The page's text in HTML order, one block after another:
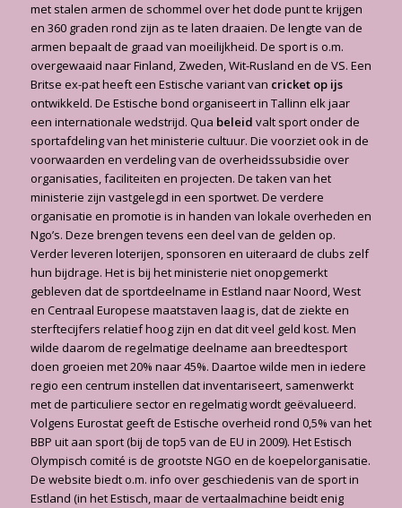
met stalen armen de schommel over het dode punt te krijgen
en 360 graden rond zijn as te laten draaien. De lengte van de
armen bepaalt de graad van moeilijkheid. De sport is o.m.
overgewaaid naar Finland, Zweden, Wit-Rusland en de VS. Een
Britse ex-pat heeft een Estische variant van cricket op ijs
ontwikkeld. De Estische bond organiseert in Tallinn elk jaar
een internationale wedstrijd. Qua beleid valt sport onder de
sportafdeling van het ministerie cultuur. Die voorziet ook in de
voorwaarden en verdeling van de overheidssubsidie over
organisaties, faciliteiten en projecten. De taken van het
ministerie zijn vastgelegd in een sportwet. De verdere
organisatie en promotie is in handen van lokale overheden en
Ngo’s. Deze brengen tevens een deel van de gelden op.
Verder leveren loterijen, sponsoren en uiteraard de clubs zelf
hun bijdrage. Het is bij het ministerie niet onopgemerkt
gebleven dat de sportdeelname in Estland naar Noord, West
en Centraal Europese maatstaven laag is, dat de ziekte en
sterftecijfers relatief hoog zijn en dat dit veel geld kost. Men
wilde daarom de regelmatige deelname aan breedtesport
doen groeien met 20% naar 45%. Daartoe wilde men in iedere
regio een centrum instellen dat inventariseert, samenwerkt
met de particuliere sector en regelmatig wordt geëvalueerd.
Volgens Eurostat geeft de Estische overheid rond 0,5% van het
BBP uit aan sport (bij de top5 van de EU in 2009). Het Estisch
Olympisch comité is de grootste NGO en de koepelorganisatie.
De website biedt o.m. info over geschiedenis van de sport in
Estland (in het Estisch, maar de vertaalmachine beidt enig